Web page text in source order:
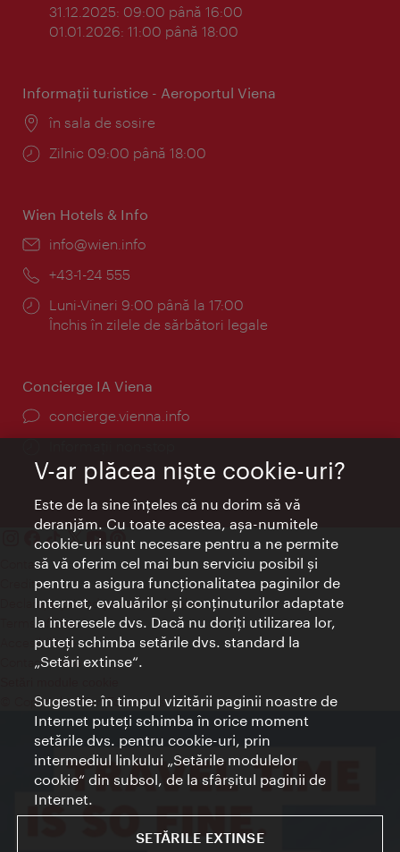
31.12.2025: 09:00 până 16:00
01.01.2026: 11:00 până 18:00
Informaţii turistice - Aeroportul Viena
Locul:
în sala de sosire
Program:
Zilnic 09:00 până 18:00
Wien Hotels & Info
E-
info@wien.info
Telefon:
+43-1-24 555
Program:
Luni-Vineri 9:00 până la 17:00
Închis în zilele de sărbători legale
Concierge IA Viena
concierge.vienna.info
Contact
Credits
Declaraţie privind protecţia datelor
Terms of Use
Accesibilitate
Contact presa
© Copyright Wien Tourismus
V-ar plăcea nişte cookie-uri?
Este de la sine înţeles că nu dorim să vă
deranjăm. Cu toate acestea, aşa-numitele
cookie-uri sunt necesare pentru a ne permite
să vă oferim cel mai bun serviciu posibil şi
pentru a asigura funcţionalitatea paginilor de
Internet, evaluărilor şi conţinuturilor adaptate
la interesele dvs. Dacă nu doriţi utilizarea lor,
puteţi schimba setările dvs. standard la
„Setări extinse“.
Sugestie: în timpul vizitării paginii noastre de
Internet puteţi schimba în orice moment
setările dvs. pentru cookie-uri, prin
intermediul linkului „Setările modulelor
cookie“ din subsol, de la sfârşitul paginii de
Internet.
SETĂRILE EXTINSE